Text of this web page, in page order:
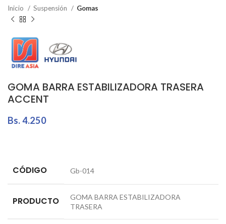
Inicio Suspensión Gomas
GOMA BARRA ESTABILIZADORA TRASERA
ACCENT
Bs.4.250
CÓDIGO Gb-014
PRODUCTO
GOMA BARRA ESTABILIZADORA
TRASERA